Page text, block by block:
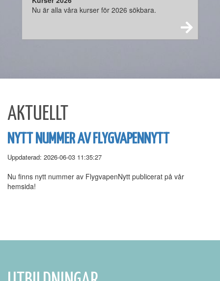
Nu är alla våra kurser för 2026 sökbara.
AKTUELLT
NYTT NUMMER AV FLYGVAPENNYTT
Uppdaterad: 2026-06-03 11:35:27
Nu finns nytt nummer av FlygvapenNytt publicerat på vår
hemsida!